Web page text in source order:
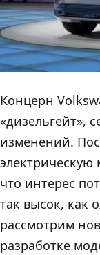
Концерн
«дизельгейт»,
изменений.
электрическую
что интерес
так высок, как
рассмотрим
разработке